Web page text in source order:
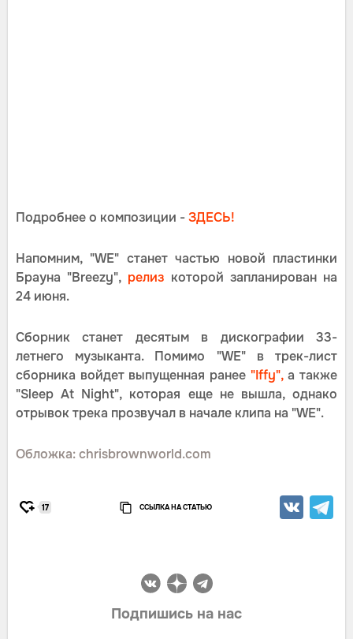
Подробнее о композиции -ЗДЕСЬ!
Напомним, "WE" станет частью новой пластинки
Брауна "Breezy", релиз которой запланирован на
24 июня.
Сборник станет десятым в дискографии 33-
летнего музыканта. Помимо "WE" в трек-лист
сборника войдет выпущенная ранее "Iffy",а также
"Sleep At Night", которая еще не вышла, однако
отрывок трека прозвучал в начале клипа на "WE".
Обложка: chrisbrownworld.com
17 ССЫЛКА НА СТАТЬЮ
Подпишись на нас